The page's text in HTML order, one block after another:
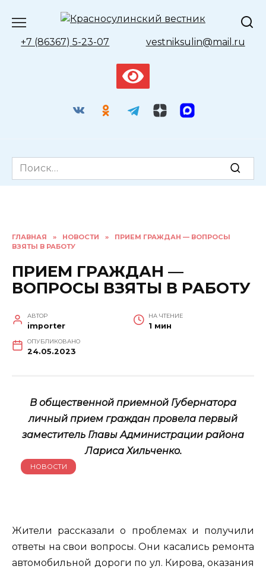
содержанию
+7 (86367) 5-23-07 vestniksulin@mail.ru
Search
for:
ГЛАВНАЯ » НОВОСТИ »
ПРИЕМ ГРАЖДАН — ВОПРОСЫ
ВЗЯТЫ В РАБОТУ
ПРИЕМ ГРАЖДАН —
ВОПРОСЫ ВЗЯТЫ В РАБОТУ
АВТОР
importer
НА ЧТЕНИЕ
1 мин
ОПУБЛИКОВАНО
24.05.2023
В общественной приемной Губернатора
личный прием граждан провела первый
заместитель Главы Администрации района
Лариса Хильченко.
НОВОСТИ
Жители рассказали о проблемах и получили
ответы на свои вопросы. Они касались ремонта
автомобильной дороги по ул. Кирова, оказания